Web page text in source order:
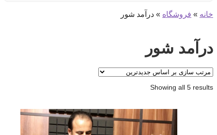
خانه » فروشگاه » درآمد شور
درآمد شور
Showing all 5 results
Sorted